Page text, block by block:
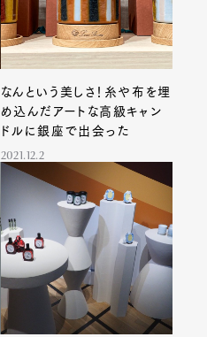
なんという美しさ！糸や布を埋
め込んだアートな高級キャン
ドルに銀座で出会った
2021.12.2